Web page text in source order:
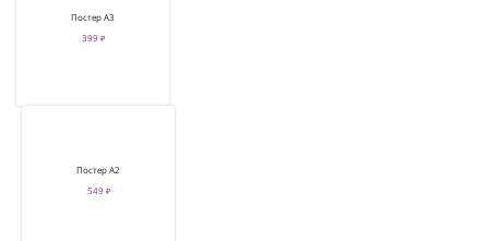
Постер А3
399 ₽
Постер А2
549 ₽